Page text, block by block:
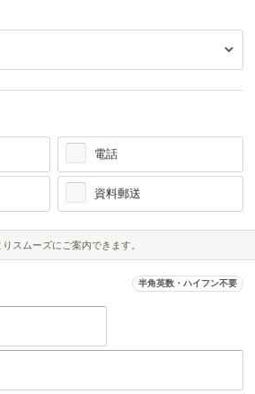
電話
資料郵送
スムーズにご案内できます。
半角英数・ハイフン不要